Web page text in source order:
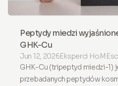
Peptydy miedzi
GHK-Cu
Jun 12, 2026Eksperci HoMEso
GHK-Cu (tripeptyd miedzi-1)
przebadanych peptydów